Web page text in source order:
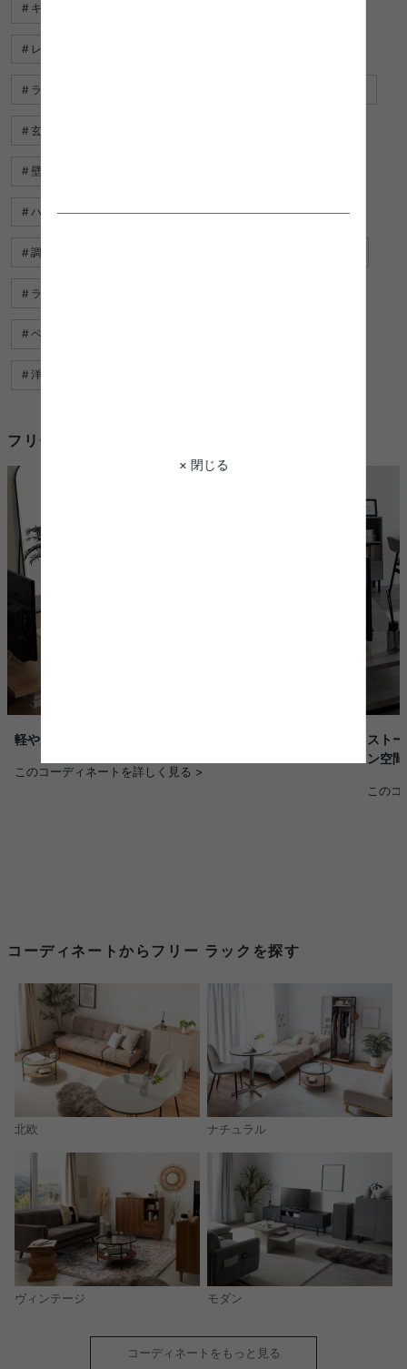
× 閉じる
キッチンカウンター ブラック
レンジラック
ラック ブラウン
玄関 ハンガーラック
壁面 ラック
ハンガーラック キャスター ゴミ箱 ラック
調味料 ラック おしゃれ
ラック 折りたたみ
ペンダントライト ブラック
洋服 ラック おしゃれ
フリー ラックを使用したコーディネート例
軽やかに整えるナチュラルモダン空間
このコーディネートを詳しく見る >
スト
ン空間
この
コーディネートからフリー ラックを探す
北欧 ナチュラル
ヴィンテージ モダン
コーディネートをもっと見る